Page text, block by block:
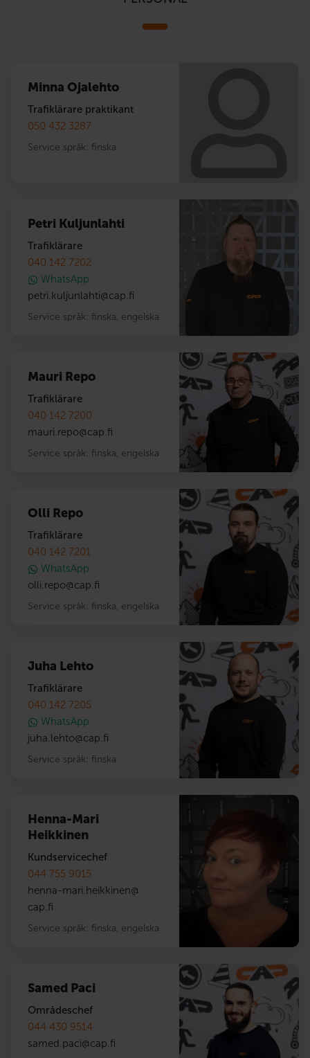
Minna Ojalehto
Trafiklärare praktikant
050 432 3287
Service språk: finska
Petri Kuljunlahti
Trafiklärare
040 142 7202
WhatsApp
petri.kuljunlahti@cap.fi
Service språk: finska, engelska
Mauri Repo
Trafiklärare
040 142 7200
mauri.repo@cap.fi
Service språk: finska, engelska
Olli Repo
Trafiklärare
040 142 7201
WhatsApp
olli.repo@cap.fi
Service språk: finska, engelska
Juha Lehto
Trafiklärare
040 142 7205
WhatsApp
juha.lehto@cap.fi
Service språk: finska
Henna-Mari
Heikkinen
Kundservicechef
044 755 9015
henna-mari.heikkinen@
cap.fi
Service språk: finska, engelska
Samed Paci
Områdeschef
044 430 9514
samed.paci@cap.fi